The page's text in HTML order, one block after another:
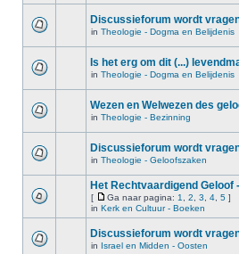
Discussieforum wordt
in Theologie - Dogma en Belijdenis
Is het erg om dit (...)
in Theologie - Dogma en Belijdenis
Wezen en Welwezen des
in Theologie - Bezinning
Discussieforum wordt
in Theologie - Geloofszaken
Het Rechtvaardigend Geloof
[ Ga naar pagina: 1 2 3 4 5 ]
in Kerk en Cultuur - Boeken
Discussieforum wordt
in Israel en Midden - Oosten